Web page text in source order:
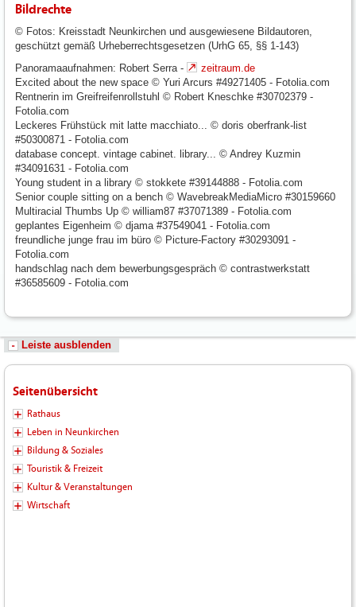
Bildrechte
© Fotos: Kreisstadt Neunkirchen und ausgewiesene Bildautoren,
geschützt gemäß Urheberrechtsgesetzen (UrhG 65, §§ 1-143)
Panoramaaufnahmen: Robert Serra -
zeitraum.de
Excited about the new space © Yuri Arcurs #49271405 - Fotolia.com
Rentnerin im Greifreifenrollstuhl © Robert Kneschke #30702379 -
Fotolia.com
Leckeres Frühstück mit latte macchiato... © doris oberfrank-list
#50300871 - Fotolia.com
database concept. vintage cabinet. library... © Andrey Kuzmin
#34091631 - Fotolia.com
Young student in a library © stokkete #39144888 - Fotolia.com
Senior couple sitting on a bench © WavebreakMediaMicro #30159660
Multiracial Thumbs Up © william87 #37071389 - Fotolia.com
geplantes Eigenheim © djama #37549041 - Fotolia.com
freundliche junge frau im büro © Picture-Factory #30293091 -
Fotolia.com
handschlag nach dem bewerbungsgespräch © contrastwerkstatt
#36585609 - Fotolia.com
Leiste ausblenden
Seitenübersicht
Rathaus
Leben in Neunkirchen
Bildung & Soziales
Touristik & Freizeit
Kultur & Veranstaltungen
Wirtschaft